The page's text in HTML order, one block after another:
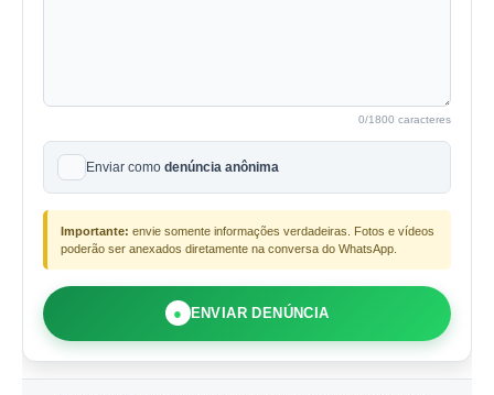
0/1800 caracteres
Enviar como denúncia anônima
Importante: envie somente informações verdadeiras. Fotos e vídeos
poderão ser anexados diretamente na conversa do WhatsApp.
● ENVIAR DENÚNCIA